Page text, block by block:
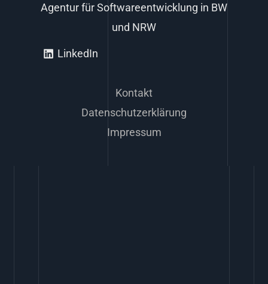
Agentur für Softwareentwicklung in BW
und NRW
LinkedIn
Kontakt
Datenschutzerklärung
Impressum